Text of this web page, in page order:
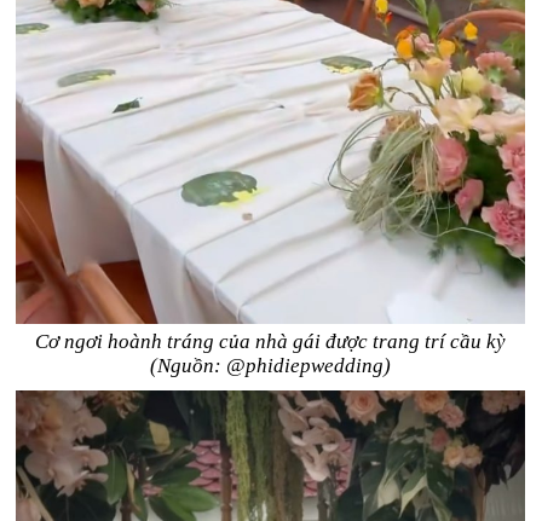
Cơ ngơi hoành tráng của nhà gái được trang trí cầu kỳ
(Nguồn: @phidiepwedding)